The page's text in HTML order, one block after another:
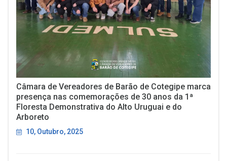
Câmara de Vereadores de Barão de Cotegipe marca
presença nas comemorações de 30 anos da 1ª
Floresta Demonstrativa do Alto Uruguai e do
Arboreto
10, Outubro, 2025